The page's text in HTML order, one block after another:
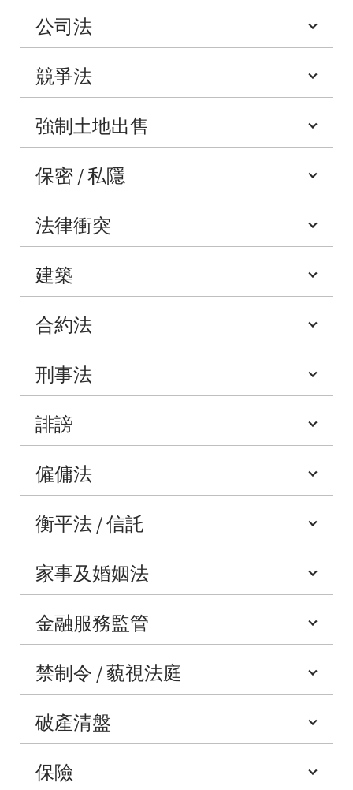
公司法
競爭法
強制土地出售
保密 / 私隱
法律衝突
建築
合約法
刑事法
誹謗
僱傭法
衡平法 / 信託
家事及婚姻法
金融服務監管
禁制令 / 藐視法庭
破產清盤
保險